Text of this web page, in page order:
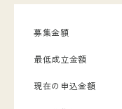
募集金額
最低成立金額
現在の 申込金額